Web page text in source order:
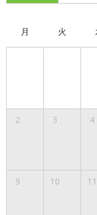
月 火
2 3 4
9 10 11